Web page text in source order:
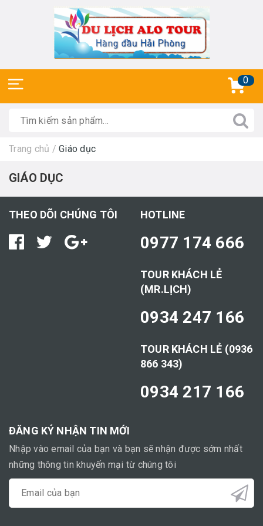
0
Trang chủ / Giáo dục
GIÁO DỤC
THEO DÕI CHÚNG TÔI HOTLINE
0977 174 666
TOUR KHÁCH LẺ
(MR.LỊCH)
0934 247 166
TOUR KHÁCH LẺ (0936
866 343)
0934 217 166
ĐĂNG KÝ NHẬN TIN MỚI
Nhập vào email của bạn và bạn sẽ nhận được sớm nhất
những thông tin khuyến mại từ chúng tôi